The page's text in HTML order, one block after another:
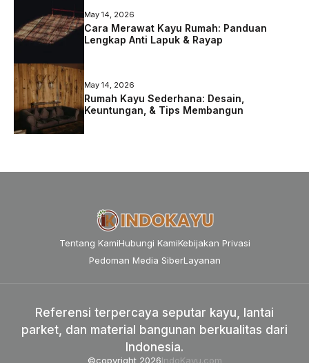
May 14, 2026
Cara Merawat Kayu Rumah: Panduan
Lengkap Anti Lapuk & Rayap
May 14, 2026
Rumah Kayu Sederhana: Desain,
Keuntungan, & Tips Membangun
Tentang KamiHubungi KamiKebijakan Privasi
Pedoman Media SiberLayanan
Referensi terpercaya seputar kayu, lantai
parket, dan material bangunan berkualitas dari
Indonesia.
©copyright 2026IndoKayu.com